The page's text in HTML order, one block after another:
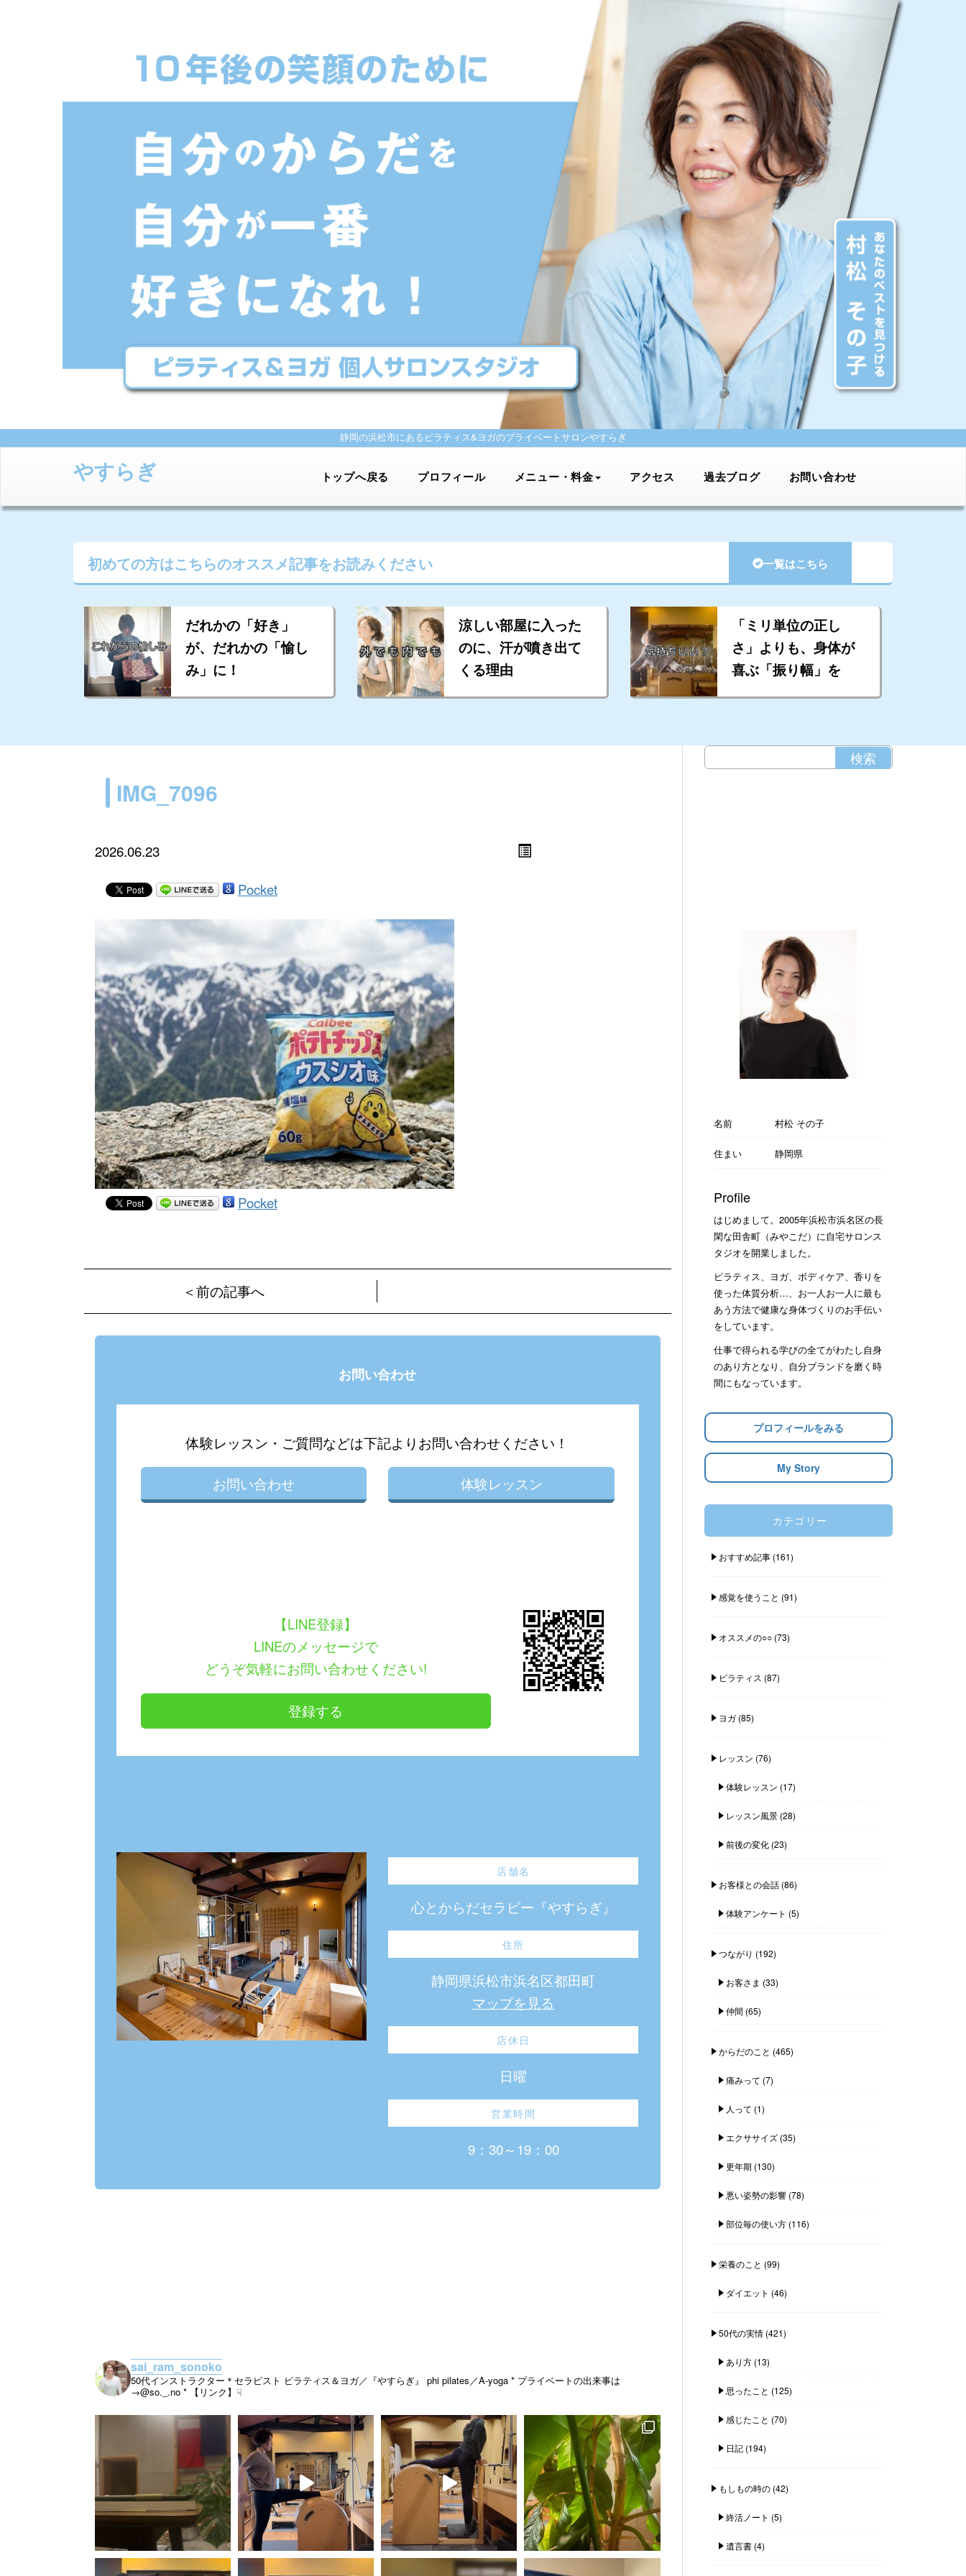
静岡の浜松市にあるピラティス&ヨガのプライベートサロンやすらぎ
やすらぎ トップへ戻る プロフィール メニュー・料金 アクセス 過去ブログ お問い合わせ
初めての方はこちらのオススメ記事をお読みください 一覧はこちら
だれかの「好き」
が、だれかの「愉し
み」に！
涼しい部屋に入った
のに、汗が噴き出て
くる理由
「ミリ単位の正し
さ」よりも、身体が
喜ぶ「振り幅」を
IMG_7096
2026.06.23
Pocket
Pocket
＜前の記事へ
お問い合わせ
体験レッスン・ご質問などは下記よりお問い合わせください！
お問い合わせ 体験レッスン
【LINE登録】
LINEのメッセージで
どうぞ気軽にお問い合わせください!
登録する
店舗名
心とからだセラピー『やすらぎ』
住所
静岡県浜松市浜名区都田町
マップを見る
店休日
日曜
営業時間
9：30～19：00
sai_ram_sonoko
50代インストラクター＊セラピスト ピラティス＆ヨガ／『やすらぎ』 phi pilates／A-yoga * プライベートの出来事は
→@so._.no * 【リンク】☟
名前 村松 その子
住まい 静岡県
Profile
はじめまして。2005年浜松市浜名区の長
閑な田舎町（みやこだ）に自宅サロンス
タジオを開業しました。
ピラティス、ヨガ、ボディケア、香りを
使った体質分析…、お一人お一人に最も
あう方法で健康な身体づくりのお手伝い
をしています。
仕事で得られる学びの全てがわたし自身
のあり方となり、自分ブランドを磨く時
間にもなっています。
プロフィールをみる
My Story
カテゴリー
おすすめ記事(161)
感覚を使うこと (91)
オススメの○○(73)
ピラティス (87)
ヨガ(85)
レッスン (76)
体験レッスン (17)
レッスン風景(28)
前後の変化(23)
お客様との会話(86)
体験アンケート (5)
つながり (192)
お客さま (33)
仲間 (65)
からだのこと (465)
痛みって (7)
人って (1)
エクササイズ(35)
更年期 (130)
悪い姿勢の影響(78)
部位毎の使い方(116)
栄養のこと (99)
ダイエット (46)
50代の実情(421)
あり方(13)
思ったこと (125)
感じたこと (70)
日記(194)
もしもの時の(42)
終活ノート (5)
遺言書(4)